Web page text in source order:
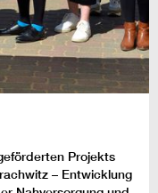
Projekts
– Entwicklung